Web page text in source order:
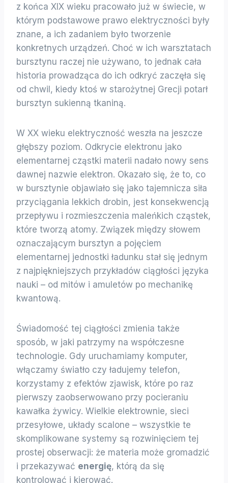
z końca XIX wieku pracowało już w świecie, w
którym podstawowe prawo elektryczności były
znane, a ich zadaniem było tworzenie
konkretnych urządzeń. Choć w ich warsztatach
bursztynu raczej nie używano, to jednak cała
historia prowadząca do ich odkryć zaczęła się
od chwil, kiedy ktoś w starożytnej Grecji potarł
bursztyn sukienną tkaniną.
W XX wieku elektryczność weszła na jeszcze
głębszy poziom. Odkrycie elektronu jako
elementarnej cząstki materii nadało nowy sens
dawnej nazwie elektron. Okazało się, że to, co
w bursztynie objawiało się jako tajemnicza siła
przyciągania lekkich drobin, jest konsekwencją
przepływu i rozmieszczenia maleńkich cząstek,
które tworzą atomy. Związek między słowem
oznaczającym bursztyn a pojęciem
elementarnej jednostki ładunku stał się jednym
z najpiękniejszych przykładów ciągłości języka
nauki – od mitów i amuletów po mechanikę
kwantową.
Świadomość tej ciągłości zmienia także
sposób, w jaki patrzymy na współczesne
technologie. Gdy uruchamiamy komputer,
włączamy światło czy ładujemy telefon,
korzystamy z efektów zjawisk, które po raz
pierwszy zaobserwowano przy pocieraniu
kawałka żywicy. Wielkie elektrownie, sieci
przesyłowe, układy scalone – wszystkie te
skomplikowane systemy są rozwinięciem tej
prostej obserwacji: że materia może gromadzić
i przekazywać energię, którą da się
kontrolować i kierować.